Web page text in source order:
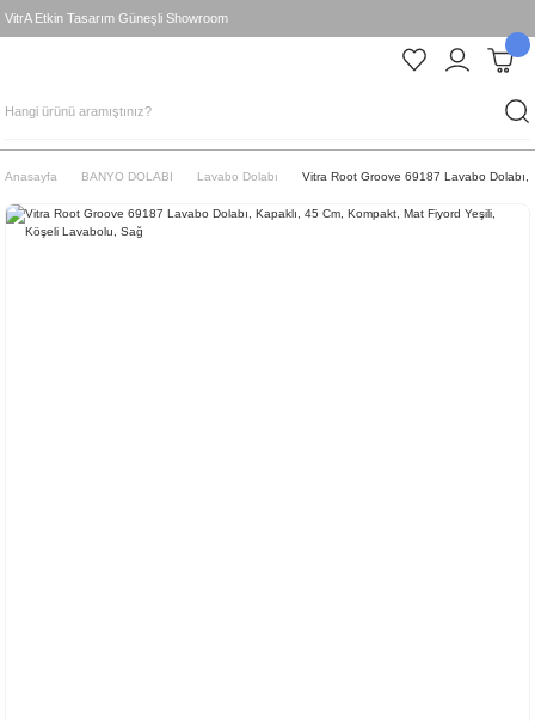
VitrA Etkin Tasarım Güneşli Showroom
Anasayfa BANYO DOLABI Lavabo Dolabı Vitra Root Groove 69187 Lavabo Dolabı,